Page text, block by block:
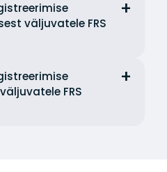
väljuvatele FRS
FRS